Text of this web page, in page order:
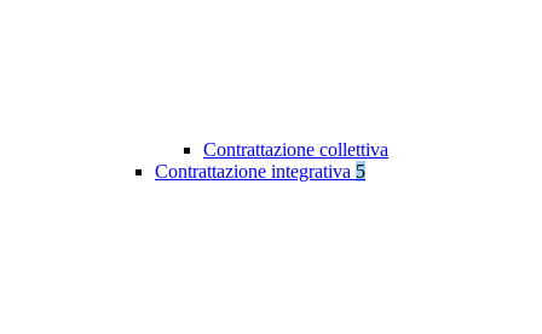
Contrattazione collettiva
Contrattazione integrativa 5